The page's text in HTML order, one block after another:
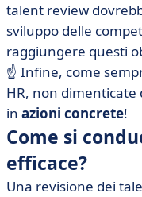
talent review
sviluppo delle
raggiungere questi
☝️ Infine, come
HR, non
in azioni concrete!
Come si
efficace?
Una revisione dei